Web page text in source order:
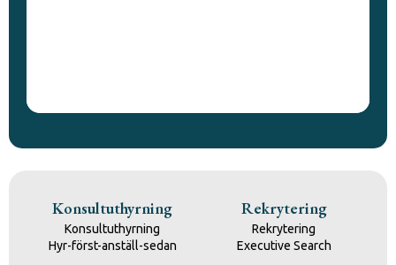
Konsultuthyrning
Konsultuthyrning
Hyr-först-anställ-sedan
Rekrytering
Rekrytering
Executive Search